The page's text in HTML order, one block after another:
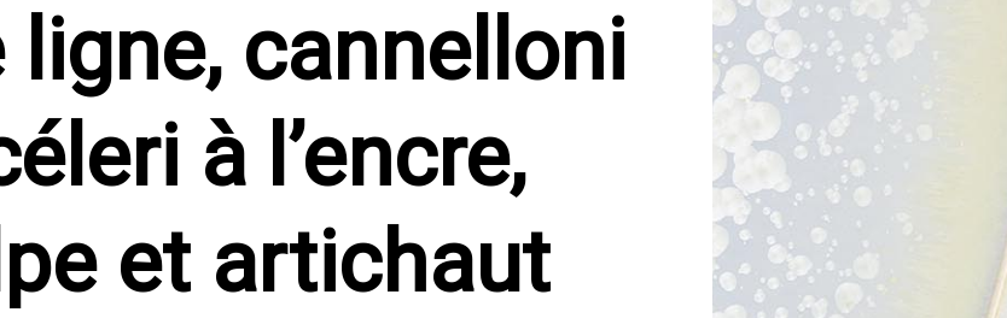
ligne, cannelloni
à l’encre,
et artichaut